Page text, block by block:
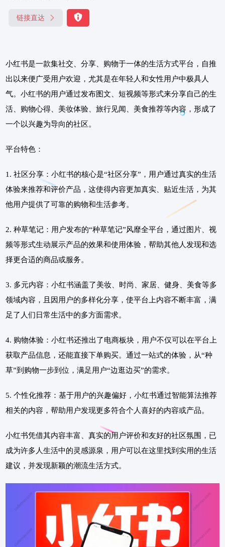
链接直达
小红书是一款集社交、分享、购物于一体的生活方式平台，自推
出以来便广受用户欢迎，尤其是在年轻人和女性用户中极具人
气。小红书的用户通过发布图文、短视频等形式来分享自己的生
活、购物心得、美妆体验、旅行见闻、美食推荐等内容，形成了
一个以兴趣为导向的社区。
平台特色：
1. 社区分享：小红书的核心是“社区分享”，用户通过真实的生活
体验来推荐和评价产品，这使得内容更加真实、贴近生活，为其
他用户提供了可靠的购物和生活参考。
2. 种草笔记：用户发布的“种草笔记”风靡全平台，通过图片、视
频等形式生动展示产品的效果和使用体验，帮助其他人发现和选
择更合适的商品或服务。
3. 多元内容：小红书涵盖了美妆、时尚、家居、健身、美食等多
领域内容，且因用户的多样化分享，使平台上内容不断丰富，满
足了人们日常生活中的多方面需求。
4. 购物体验：小红书还推出了电商板块，用户不仅可以在平台上
获取产品信息，还能直接下单购买。通过一站式的体验，从“种
草”到购物一步到位，满足用户“边逛边买”的需求。
5. 个性化推荐：基于用户的兴趣偏好，小红书通过智能算法推荐
相关的内容，帮助用户发现更多符合个人喜好的内容或产品。
小红书凭借其内容丰富、真实的用户评价和友好的社区氛围，已
成为许多人生活中的灵感源泉，用户可以在这里找到实用的生活
建议，并发现新颖的潮流生活方式。